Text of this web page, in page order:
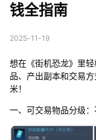
钱全指南
2025-11-19
想在《街机恐龙》里
品、产出副本和交易
米！
一、可交易物品分级